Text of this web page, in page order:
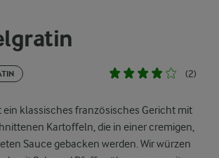
(2)
klassisches französisches Gericht mit
Kartoffeln, die in einer cremigen,
Sauce gebacken werden. Wir würzen